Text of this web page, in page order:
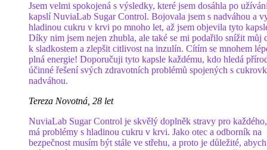
Jsem velmi spokojená s výsledky, které jsem dosáhla po
kapslí NuviaLab Sugar Control. Bojovala jsem s nadváhou a
hladinou cukru v krvi po mnoho let, až jsem objevila tyto
Díky nim jsem nejen zhubla, ale také se mi podařilo snížit můj
k sladkostem a zlepšit citlivost na inzulín. Cítím se mnohem
plná energie! Doporučuji tyto kapsle každému, kdo hledá
účinné řešení svých zdravotních problémů spojených s
nadváhou.
Tereza Novotná, 28 let
NuviaLab Sugar Control je skvělý doplněk stravy pro
má problémy s hladinou cukru v krvi. Jako otec a odborník na
bezpečnost musím být stále ve střehu, a proto je důležité,